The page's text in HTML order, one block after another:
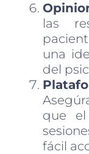
las
una
del
que
fácil